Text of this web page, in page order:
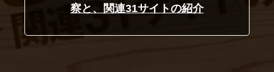
察と、関連31サイトの紹介